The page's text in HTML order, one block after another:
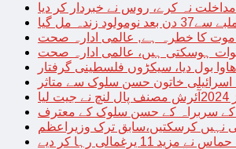
مداخلت نہ کرے، روس نے خبردار کر دیا
زندہ مل گیا
موت کا خطرہ ہے, عالمی ادارہ صحت
ہوسکتی ہیں، عالمی ادارہ صحت
بول دیا، سیکڑوں فلسطینی گرفتار
خاتون حسن سلوک سے متاثر
کے سربراہ کے حسن سلوک کے معترف
نہیں کرسکتیں،سابق ترک وزیراعظم